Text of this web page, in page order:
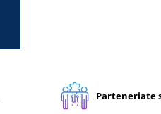
Parteneriate